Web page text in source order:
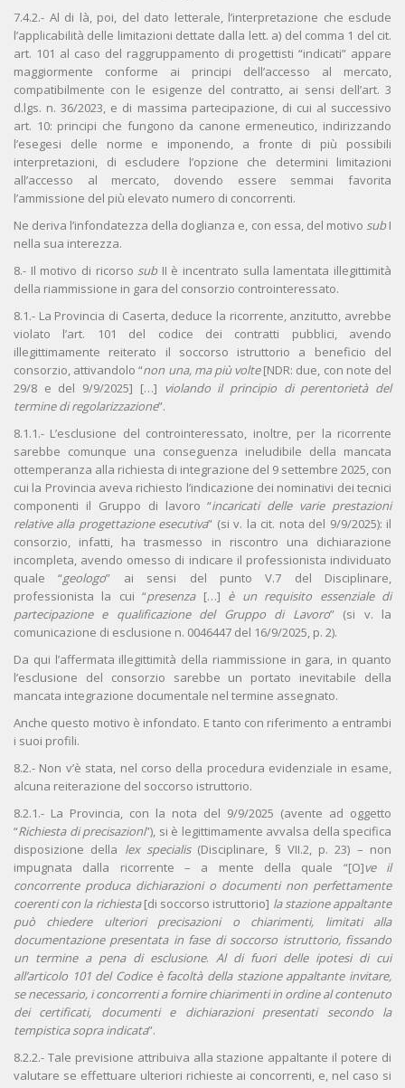
7.4.2.- Al di là, poi, del dato letterale, l’interpretazione che esclude
l’applicabilità delle limitazioni dettate dalla lett. a) del comma 1 del cit.
art. 101 al caso del raggruppamento di progettisti “indicati” appare
maggiormente conforme ai principi dell’accesso al mercato,
compatibilmente con le esigenze del contratto, ai sensi dell’art. 3
d.lgs. n. 36/2023, e di massima partecipazione, di cui al successivo
art. 10: principi che fungono da canone ermeneutico, indirizzando
l’esegesi delle norme e imponendo, a fronte di più possibili
interpretazioni, di escludere l’opzione che determini limitazioni
all’accesso al mercato, dovendo essere semmai favorita
l’ammissione del più elevato numero di concorrenti.
Ne deriva l’infondatezza della doglianza e, con essa, del motivo subI
nella sua interezza.
8.- Il motivo di ricorso subII è incentrato sulla lamentata illegittimità
della riammissione in gara del consorzio controinteressato.
8.1.- La Provincia di Caserta, deduce la ricorrente, anzitutto, avrebbe
violato l’art. 101 del codice dei contratti pubblici, avendo
illegittimamente reiterato il soccorso istruttorio a beneficio del
consorzio, attivandolo “non una, ma più volte[NDR: due, con note del
29/8 e del 9/9/2025] […] violando il principio di perentorietà del
termine di regolarizzazione”.
8.1.1.- L’esclusione del controinteressato, inoltre, per la ricorrente
sarebbe comunque una conseguenza ineludibile della mancata
ottemperanza alla richiesta di integrazione del 9 settembre 2025, con
cui la Provincia aveva richiesto l’indicazione dei nominativi dei tecnici
componenti il Gruppo di lavoro “incaricati delle varie prestazioni
relative alla progettazione esecutiva” (si v. la cit. nota del 9/9/2025): il
consorzio, infatti, ha trasmesso in riscontro una dichiarazione
incompleta, avendo omesso di indicare il professionista individuato
quale “geologo” ai sensi del punto V.7 del Disciplinare,
professionista la cui “presenza[…] è un requisito essenziale di
partecipazione e qualificazione del Gruppo di Lavoro” (si v. la
comunicazione di esclusione n. 0046447 del 16/9/2025, p. 2).
Da qui l’affermata illegittimità della riammissione in gara, in quanto
l’esclusione del consorzio sarebbe un portato inevitabile della
mancata integrazione documentale nel termine assegnato.
Anche questo motivo è infondato. E tanto con riferimento a entrambi
i suoi profili.
8.2.- Non v’è stata, nel corso della procedura evidenziale in esame,
alcuna reiterazione del soccorso istruttorio.
8.2.1.- La Provincia, con la nota del 9/9/2025 (avente ad oggetto
“Richiesta di precisazioni”), si è legittimamente avvalsa della specifica
disposizione della lex specialis(Disciplinare, § VII.2, p. 23) – non
impugnata dalla ricorrente – a mente della quale “[O]ve il
concorrente produca dichiarazioni o documenti non perfettamente
coerenti con la richiesta[di soccorso istruttorio] la stazione appaltante
può chiedere ulteriori precisazioni o chiarimenti, limitati alla
documentazione presentata in fase di soccorso istruttorio, fissando
un termine a pena di esclusione. Al di fuori delle ipotesi di cui
all’articolo 101 del Codice è facoltà della stazione appaltante invitare,
se necessario, i concorrenti a fornire chiarimenti in ordine al contenuto
dei certificati, documenti e dichiarazioni presentati secondo la
tempistica sopra indicata”.
8.2.2.- Tale previsione attribuiva alla stazione appaltante il potere di
valutare se effettuare ulteriori richieste ai concorrenti, e, nel caso si